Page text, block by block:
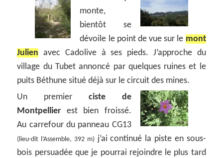
monte,
bientôt se
dévoile le point de vue sur le mont
Julien avec Cadolive à ses pieds. J’approche du
village du Tubet annoncé par quelques ruines et le
puits Béthune situé déjà sur le circuit des mines.
Un premier ciste de
Montpellier est bien froissé.
Au carrefour du panneau CG13
(lieu-dit l’Assemble, 392 m)j’ai continué la piste en sous-
bois persuadée que je pourrai rejoindre le plus tard